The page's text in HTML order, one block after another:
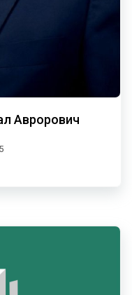
Аврорович